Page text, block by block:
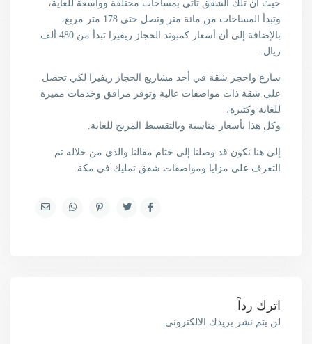
حيث أن تلك الشقق تأتي بمساحات مختلفة وواسعة للغاية،
وتبدأ المساحات من مائة متر وتصل حتى 178 متر مربع،
بالإضافة إلى أن أسعار كمبوند الحجاز ريفيرا تبدأ من 480 ألف
ريال.
سارع واحجز شقة في أحد مشاريع الحجاز ريفيرا لكي تحصل
على شقة ذات مواصفات عالية وتوفر مرافق وخدمات مميزة
للغاية وكثيرة،
وكل هذا بأسعار مناسبة وبالتقسيط المريح للغاية.
إلى هنا نكون قد وصلنا إلى ختام مقالنا والذي من خلاله تم
التعرف على مزايا ومواصفات شقق تمليك في مكة.
اترك رداً
لن يتم نشر بريدك الالكتروني